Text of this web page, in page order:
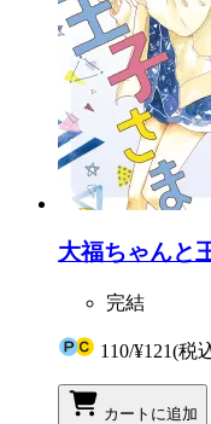
大福ちゃんと
完結
110/¥121(税
カートに追加